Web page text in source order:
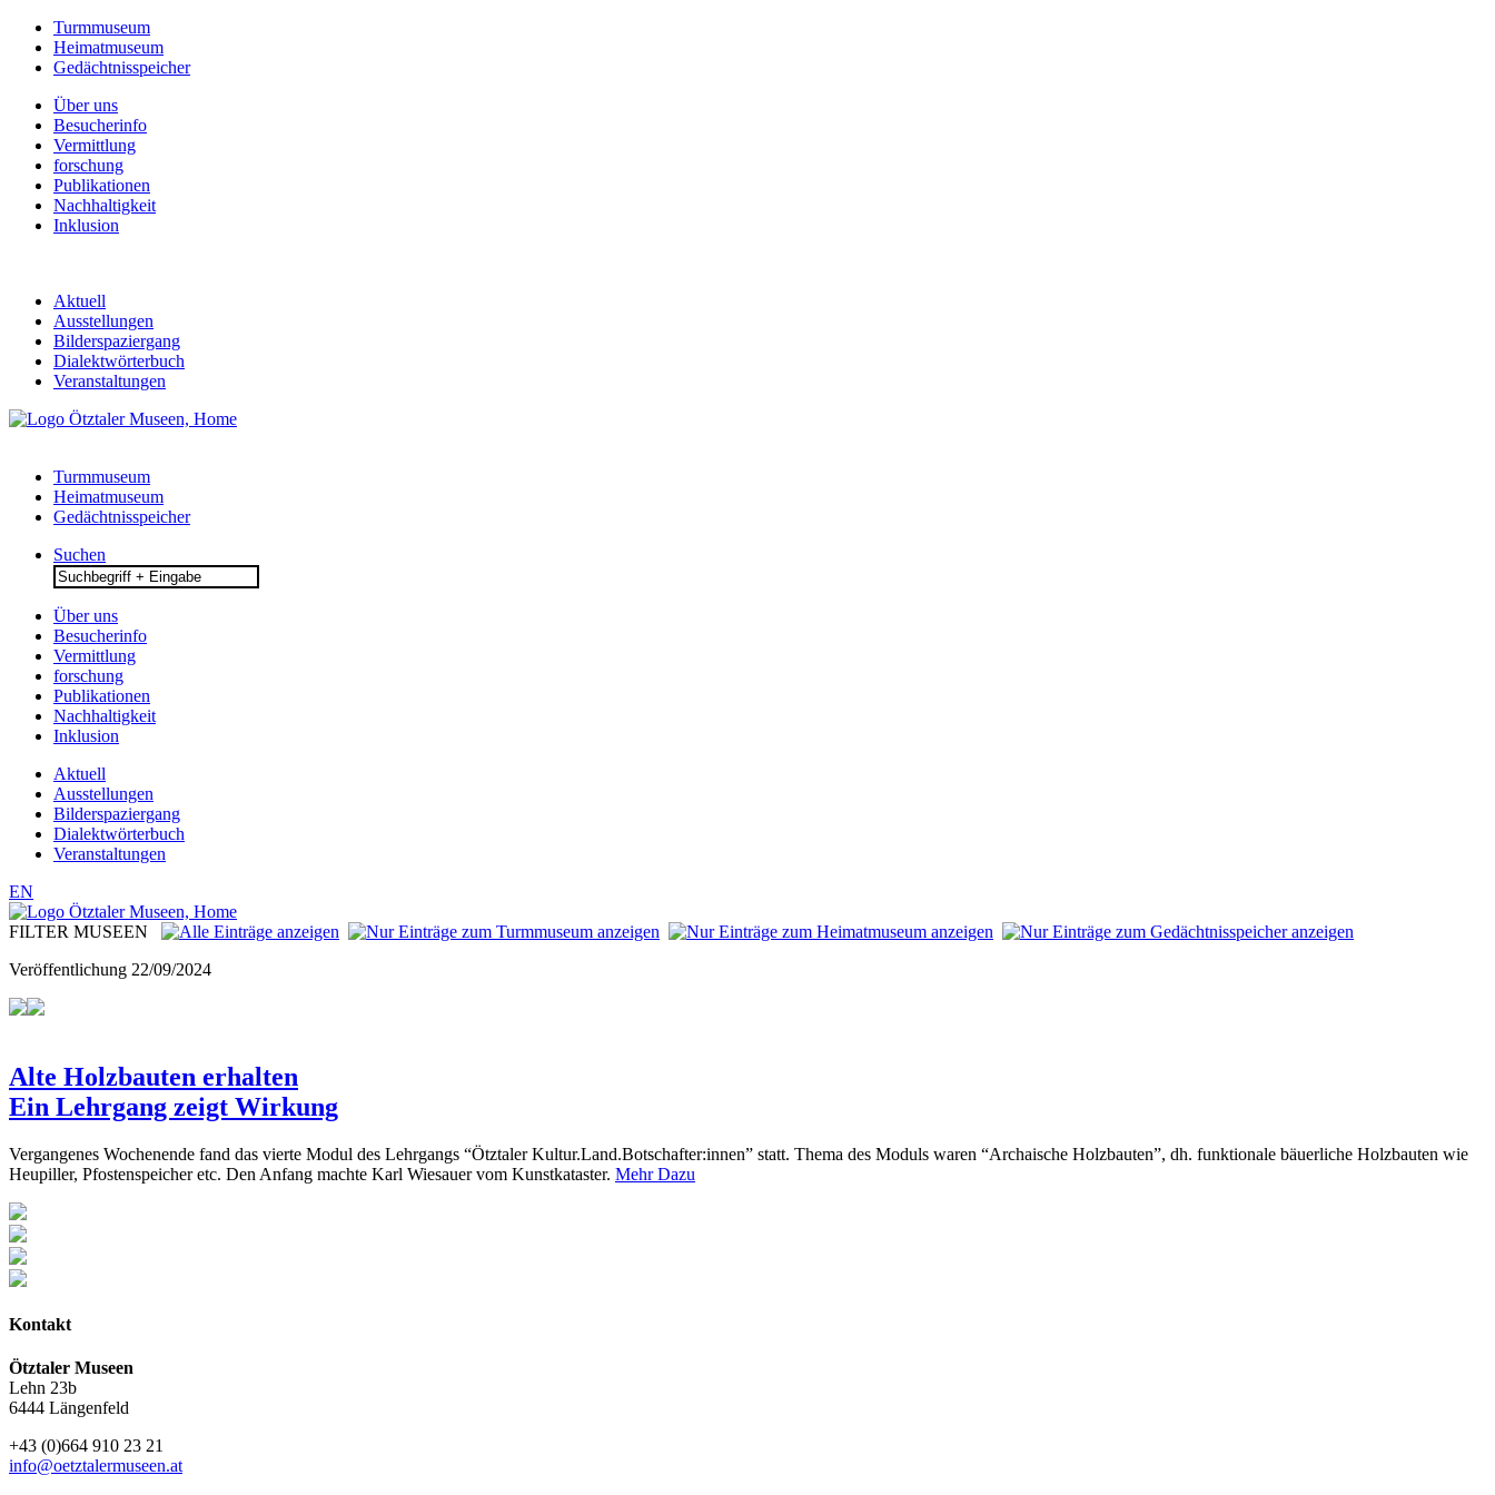
Turmmuseum
Heimatmuseum
Gedächtnisspeicher
Über uns
Besucherinfo
Vermittlung
forschung
Publikationen
Nachhaltigkeit
Inklusion
Aktuell
Ausstellungen
Bilderspaziergang
Dialektwörterbuch
Veranstaltungen
Turmmuseum
Heimatmuseum
Gedächtnisspeicher
Suchen
Search
for:
Über uns
Besucherinfo
Vermittlung
forschung
Publikationen
Nachhaltigkeit
Inklusion
Aktuell
Ausstellungen
Bilderspaziergang
Dialektwörterbuch
Veranstaltungen
EN
FILTER MUSEEN
Veröffentlichung 22/09/2024
Alte Holzbauten erhalten
Ein Lehrgang zeigt Wirkung
Vergangenes Wochenende fand das vierte Modul des Lehrgangs “Ötztaler Kultur.Land.Botschafter:innen” statt. Thema des Moduls waren “Archaische Holzbauten”, dh. funktionale bäuerliche Holzbauten wie
Heupiller, Pfostenspeicher etc. Den Anfang machte Karl Wiesauer vom Kunstkataster. Mehr Dazu
Kontakt
Ötztaler Museen
Lehn 23b
6444 Längenfeld
+43 (0)664 910 23 21
info@oetztalermuseen.at